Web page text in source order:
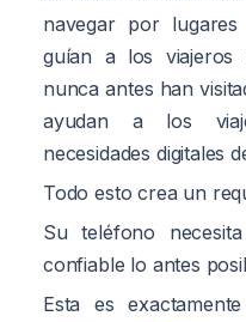
navegar por lugares
guían a los viajeros
nunca antes han
ayudan a los
necesidades digitales
Todo esto crea un
Su teléfono
confiable lo antes
Esta es